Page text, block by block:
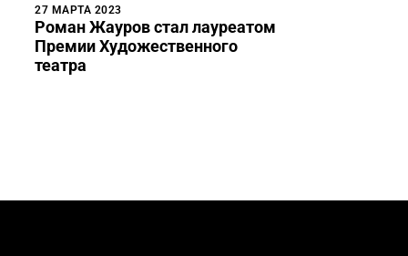
27 МАРТА 2023
Роман Жауров стал лауреатом
Премии Художественного
театра